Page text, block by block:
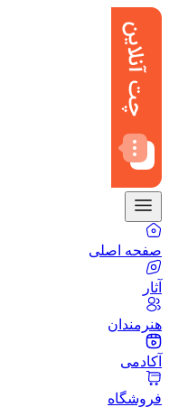
صفحه اصلی
آثار
هنرمندان
آکادمی
فروشگاه